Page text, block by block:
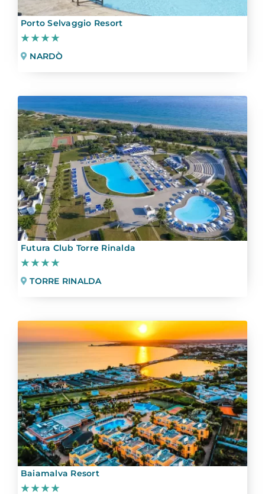
Porto Selvaggio Resort
★★★★
NARDÒ
Futura Club Torre Rinalda
★★★★
TORRE RINALDA
Baiamalva Resort
★★★★